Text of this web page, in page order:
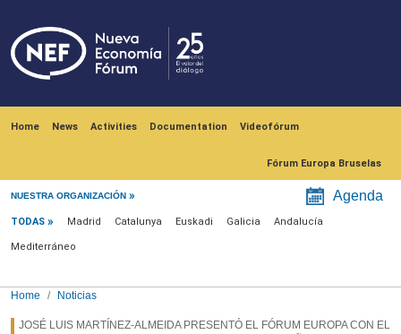
Home News Activities Documentation Videofórum
Fórum Europa Bruselas
NUESTRA ORGANIZACIÓN Agenda
Menú noticias
TODAS Madrid Catalunya Euskadi Galicia Andalucía
Mediterráneo
Home Noticias
JOSÉ LUIS MARTÍNEZ-ALMEIDA PRESENTÓ EL FÓRUM EUROPA CON EL